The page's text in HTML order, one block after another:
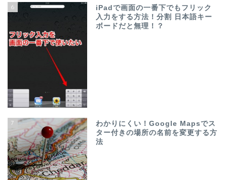
6
iPadで画面の一番下でもフリック
入力をする方法！分割 日本語キー
ボードだと無理！？
7
わかりにくい！Google Mapsでス
ター付きの場所の名前を変更する方
法